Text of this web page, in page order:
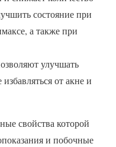
состояние при
а также при
улучшать
от акне и
свойства которой
и побочные